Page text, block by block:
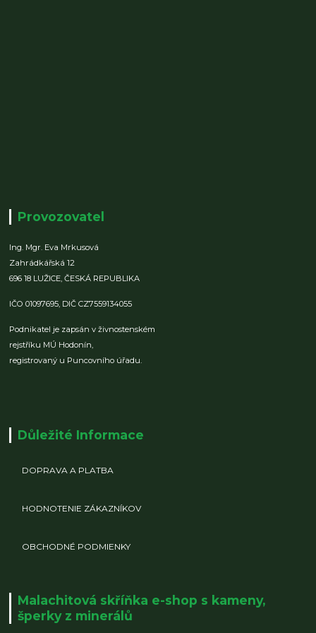
Provozovatel
Ing. Mgr. Eva Mrkusová
Zahrádkářská 12
696 18 LUŽICE,ČESKÁ REPUBLIKA
IČO 01097695, DIČ CZ7559134055
Podnikatel je zapsán v živnostenském
rejstříku MÚ Hodonín,
registrovaný u Puncovního úřadu.
Důležité Informace
DOPRAVA A PLATBA
HODNOTENIE ZÁKAZNÍKOV
OBCHODNÉ PODMIENKY
Malachitová skříňka e-shop s kameny,
šperky z minerálů